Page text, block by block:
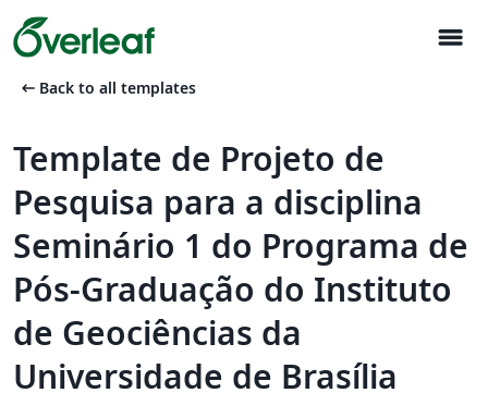
menu
arrow_left_alt Back to all templates
Template de Projeto de
Pesquisa para a disciplina
Seminário 1 do Programa de
Pós-Graduação do Instituto
de Geociências da
Universidade de Brasília